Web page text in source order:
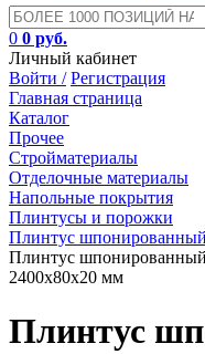
0 0 руб.
Личный кабинет
Войти / Регистрация
Главная страница
Каталог
Прочее
Стройматериалы
Отделочные материалы
Напольные покрытия
Плинтусы и порожки
Плинтус шпонированный
Плинтус
2400x80x20 мм
Плинтус